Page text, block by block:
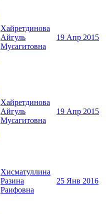
Хайретдинова
Айгуль
Мусагитовна
19 Апр 2015
Хайретдинова
Айгуль
Мусагитовна
19 Апр 2015
Хисматуллина
Разина
Раифовна
25 Янв 2016